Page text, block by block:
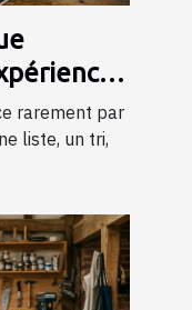
rarement par
liste, un tri,